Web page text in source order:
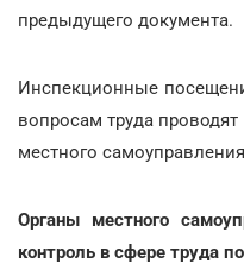
предыдущего документа.
Инспекционные
вопросам труда
местного
Органы местного
контроль в сфере труда